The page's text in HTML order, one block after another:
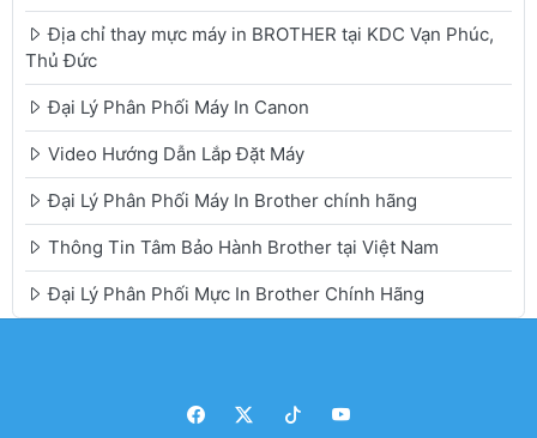
Địa chỉ thay mực máy in BROTHER tại KDC Vạn Phúc,
Thủ Đức
Đại Lý Phân Phối Máy In Canon
Video Hướng Dẫn Lắp Đặt Máy
Đại Lý Phân Phối Máy In Brother chính hãng
Thông Tin Tâm Bảo Hành Brother tại Việt Nam
Đại Lý Phân Phối Mực In Brother Chính Hãng